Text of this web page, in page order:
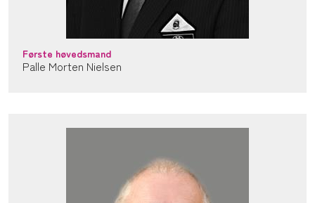
Første høvedsmand
Palle Morten Nielsen